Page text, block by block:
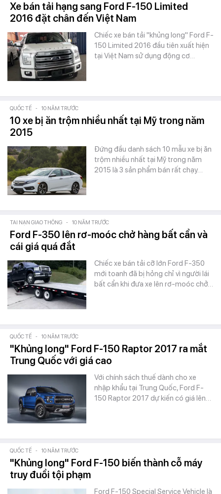
Xe bán tải hạng sang Ford F-150 Limited
2016 đặt chân đến Việt Nam
Chiếc xe bán tải "khủng long" Ford F-
150 Limited 2016 đầu tiên xuất hiện
tại Việt Nam sử dụng động cơ…
QUỐC TẾ - 10 NĂM TRƯỚC
10 xe bị ăn trộm nhiều nhất tại Mỹ trong năm
2015
Đứng đầu danh sách 10 mẫu xe bị ăn
trộm nhiều nhất tại Mỹ trong năm
2015 là 3 sản phẩm bán rất chạy…
TAI NẠN GIAO THÔNG - 10 NĂM TRƯỚC
Ford F-350 lên rơ-moóc chở hàng bất cẩn và
cái giá quá đắt
Chiếc xe bán tải cỡ lớn Ford F-350
mới toanh đã bị hỏng chỉ vì người lái
bất cẩn khi đưa xe lên rơ-moóc chở…
QUỐC TẾ - 10 NĂM TRƯỚC
"Khủng long" Ford F-150 Raptor 2017 ra mắt
Trung Quốc với giá cao
Với chính sách thuế dành cho xe
nhập khẩu tại Trung Quốc, Ford F-
150 Raptor 2017 dự kiến có giá lên…
QUỐC TẾ - 10 NĂM TRƯỚC
"Khủng long" Ford F-150 biến thành cỗ máy
truy đuổi tội phạm
Ford F-150 Special Service Vehicle là